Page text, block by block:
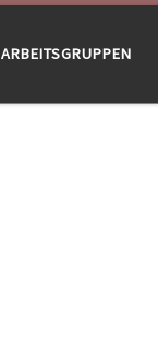
ARBEITSGRUPPEN